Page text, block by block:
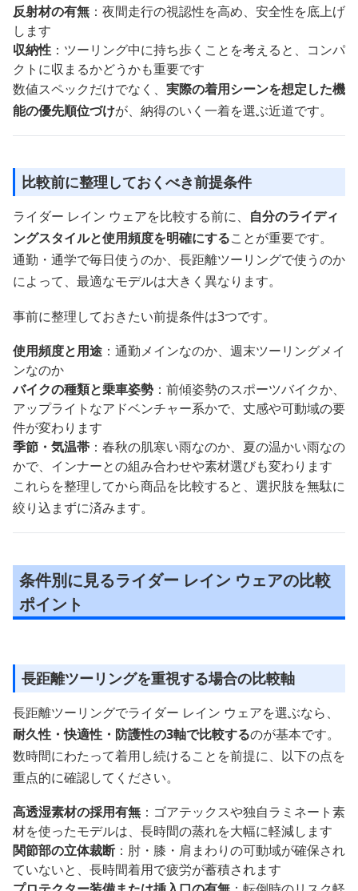
反射材の有無 ：夜間走行の視認性を高め、安全性を底上げ
します
収納性 ：ツーリング中に持ち歩くことを考えると、コンパ
クトに収まるかどうかも重要です
数値スペックだけでなく、 実際の着用シーンを想定した機
能の優先順位づけが、納得のいく一着を選ぶ近道です。
比較前に整理しておくべき前提条件
ライダー レイン ウェアを比較する前に、 自分のライディ
ングスタイルと使用頻度を明確にすることが重要です。
通勤・通学で毎日使うのか、長距離ツーリングで使うのか
によって、最適なモデルは大きく異なります。
事前に整理しておきたい前提条件は3つです。
使用頻度と用途 ：通勤メインなのか、週末ツーリングメイ
ンなのか
バイクの種類と乗車姿勢 ：前傾姿勢のスポーツバイクか、
アップライトなアドベンチャー系かで、丈感や可動域の要
件が変わります
季節・気温帯 ：春秋の肌寒い雨なのか、夏の温かい雨なの
かで、インナーとの組み合わせや素材選びも変わります
これらを整理してから商品を比較すると、選択肢を無駄に
絞り込まずに済みます。
条件別に見るライダー レイン ウェアの比較
ポイント
長距離ツーリングを重視する場合の比較軸
長距離ツーリングでライダー レイン ウェアを選ぶなら、
耐久性・快適性・防護性の3軸で比較するのが基本です。
数時間にわたって着用し続けることを前提に、以下の点を
重点的に確認してください。
高透湿素材の採用有無 ：ゴアテックスや独自ラミネート素
材を使ったモデルは、長時間の蒸れを大幅に軽減します
関節部の立体裁断 ：肘・膝・肩まわりの可動域が確保され
ていないと、長時間着用で疲労が蓄積されます